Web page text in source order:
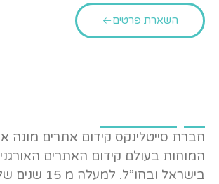
השארת פרטים
חברת סייטלינקס קידום אתרים מונה
המוחות בעולם קידום האתרים
בישראל ובחו”ל.